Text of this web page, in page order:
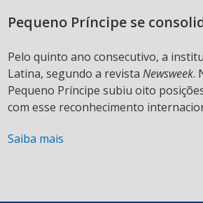
Pequeno Príncipe se
Pelo quinto ano consecutivo, a
Latina, segundo a revista Newsweek.
Pequeno Príncipe subiu oito
com esse reconhecimento
Saiba mais